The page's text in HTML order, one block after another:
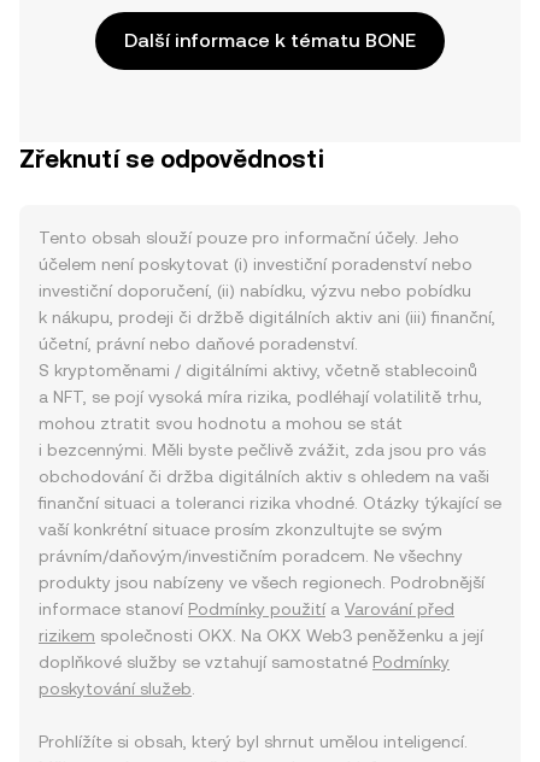
Další informace k tématu BONE
Zřeknutí se odpovědnosti
Tento obsah slouží pouze pro informační účely. Jeho
účelem není poskytovat (i) investiční poradenství nebo
investiční doporučení, (ii) nabídku, výzvu nebo pobídku
k nákupu, prodeji či držbě digitálních aktiv ani (iii) finanční,
účetní, právní nebo daňové poradenství.
S kryptoměnami / digitálními aktivy, včetně stablecoinů
a NFT, se pojí vysoká míra rizika, podléhají volatilitě trhu,
mohou ztratit svou hodnotu a mohou se stát
i bezcennými. Měli byste pečlivě zvážit, zda jsou pro vás
obchodování či držba digitálních aktiv s ohledem na vaši
finanční situaci a toleranci rizika vhodné. Otázky týkající se
vaší konkrétní situace prosím zkonzultujte se svým
právním/daňovým/investičním poradcem. Ne všechny
produkty jsou nabízeny ve všech regionech. Podrobnější
informace stanoví Podmínky použitía Varování před
rizikem společnosti OKX. Na OKX Web3 peněženku a její
doplňkové služby se vztahují samostatné Podmínky
poskytování služeb
Prohlížíte si obsah, který byl shrnut umělou inteligencí.